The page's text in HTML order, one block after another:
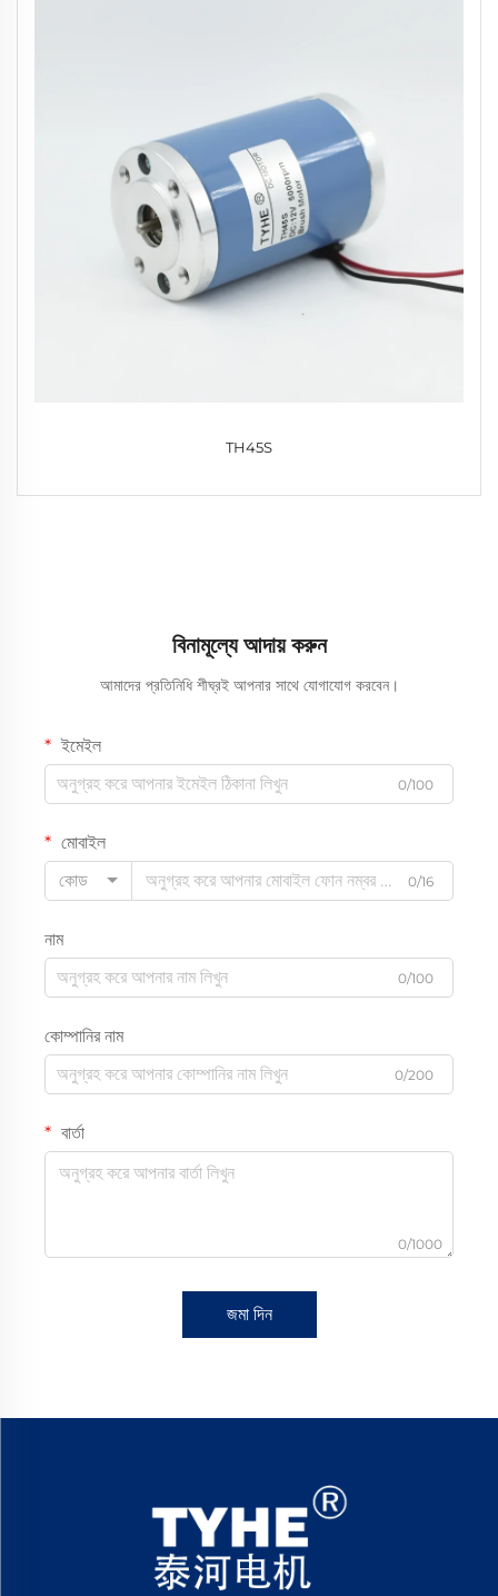
TH45S
বিনামূল্যে আদায় করুন
আমাদের প্রতিনিধি শীঘ্রই আপনার সাথে যোগাযোগ করবেন।
ইমেইল
0/100
মোবাইল
কোড
0/16
নাম
0/100
কোম্পানির নাম
0/200
বার্তা
0/1000
জমা দিন